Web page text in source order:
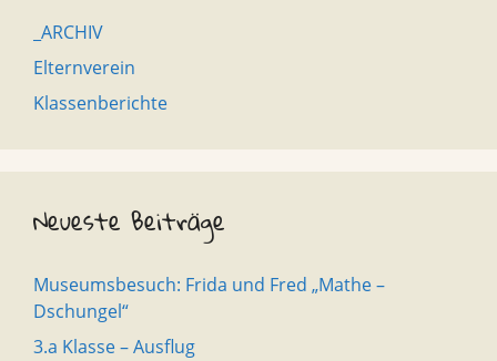
_ARCHIV
Elternverein
Klassenberichte
Neueste Beiträge
Museumsbesuch: Frida und Fred „Mathe –
Dschungel“
3.a Klasse – Ausflug